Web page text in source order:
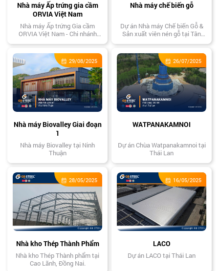
Nhà máy Ấp trứng gia cầm
ORVIA Việt Nam
Nhà máy Ấp trứng Gia cầm
ORVIA Việt Nam - Chi nhánh
Nhà máy chế biến gỗ
Dự án Nhà máy Chế biến Gỗ &
Sản xuất viên nén gỗ tại Tân
29/08/2025
Nhà máy Biovalley Giai đoạn
1
Nhà máy Biovalley tại Ninh
Thuận
26/07/2025
WATPANAKAMNOI
Dự án Chùa Watpanakamnoi tại
Thái Lan
28/05/2025
Nhà kho Thép Thành Phẩm
Nhà kho Thép Thành phẩm tại
Cao Lãnh, Đồng Nai.
16/05/2025
LACO
Dự án LACO tại Thái Lan